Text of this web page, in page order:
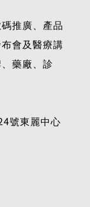
推廣、產品
會及醫療講
藥廠、診
號東麗中心